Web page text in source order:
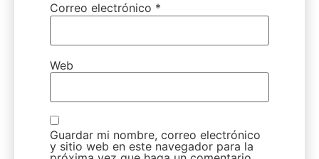
Correo electrónico *
Web
Guardar mi nombre, correo electrónico
y sitio web en este navegador para la